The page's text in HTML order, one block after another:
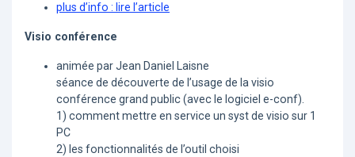
plus d’info : lire l’article
Visio conférence
animée par Jean Daniel Laisne
séance de découverte de l’usage de la visio
conférence grand public (avec le logiciel e-conf).
1) comment mettre en service un syst de visio sur 1
PC
2) les fonctionnalités de l’outil choisi